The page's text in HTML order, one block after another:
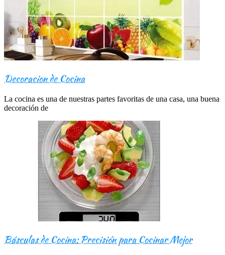
Decoracion de Cocina
La cocina es una de nuestras partes favoritas de una casa, una buena
decoración de
Básculas de Cocina: Precisión para Cocinar Mejor